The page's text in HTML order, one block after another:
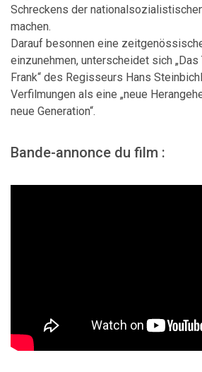
Schreckens der
machen.
Darauf besonnen eine
einzunehmen, unterscheidet sich „Das
Frank“ des Regisseurs Hans
Verfilmungen als eine „neue
neue Generation“.
Bande-annonce du film :